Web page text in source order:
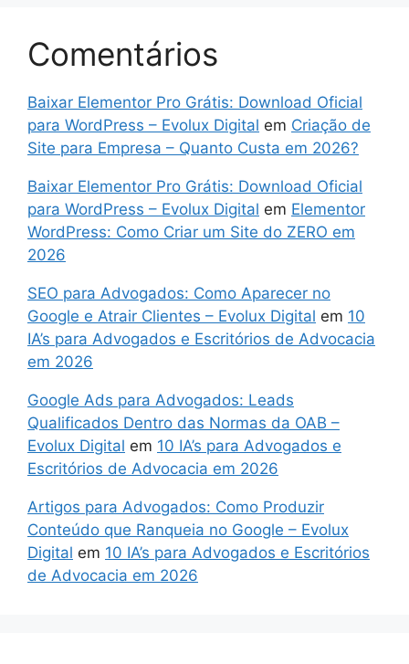
Comentários
Baixar Elementor Pro Grátis: Download Oficial
para WordPress – Evolux Digital em Criação de
Site para Empresa – Quanto Custa em 2026?
Baixar Elementor Pro Grátis: Download Oficial
para WordPress – Evolux Digital em Elementor
WordPress: Como Criar um Site do ZERO em
2026
SEO para Advogados: Como Aparecer no
Google e Atrair Clientes – Evolux Digital em 10
IA’s para Advogados e Escritórios de Advocacia
em 2026
Google Ads para Advogados: Leads
Qualificados Dentro das Normas da OAB –
Evolux Digital em 10 IA’s para Advogados e
Escritórios de Advocacia em 2026
Artigos para Advogados: Como Produzir
Conteúdo que Ranqueia no Google – Evolux
Digital em 10 IA’s para Advogados e Escritórios
de Advocacia em 2026